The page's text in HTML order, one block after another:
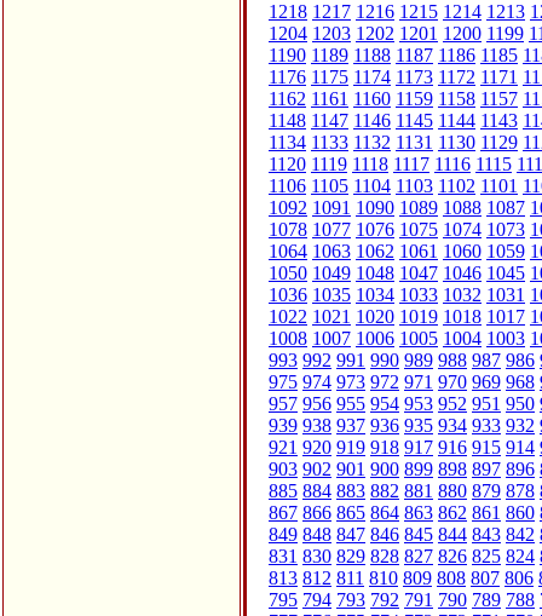
1218 1217 1216 1215 1214 1213
1204 1203 1202 1201 1200 1199
1190 1189 1188 1187 1186 1185
1176 1175 1174 1173 1172 1171
1162 1161 1160 1159 1158 1157
1148 1147 1146 1145 1144 1143
1134 1133 1132 1131 1130 1129
1120 1119 1118 1117 1116 1115
1106 1105 1104 1103 1102 1101
1092 1091 1090 1089 1088 1087
1078 1077 1076 1075 1074 1073
1064 1063 1062 1061 1060 1059
1050 1049 1048 1047 1046 1045
1036 1035 1034 1033 1032 1031
1022 1021 1020 1019 1018 1017
1008 1007 1006 1005 1004 1003
993 992 991 990 989 988 987 986
975 974 973 972 971 970 969 968
957 956 955 954 953 952 951 950
939 938 937 936 935 934 933 932
921 920 919 918 917 916 915 914
903 902 901 900 899 898 897 896
885 884 883 882 881 880 879 878
867 866 865 864 863 862 861 860
849 848 847 846 845 844 843 842
831 830 829 828 827 826 825 824
813 812 811 810 809 808 807 806
795 794 793 792 791 790 789 788